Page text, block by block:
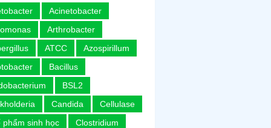
Acinetobacter
Arthrobacter
ATCC
Azospirillum
Bacillus
BSL2
Candida
Cellulase
phẩm sinh học
Clostridium